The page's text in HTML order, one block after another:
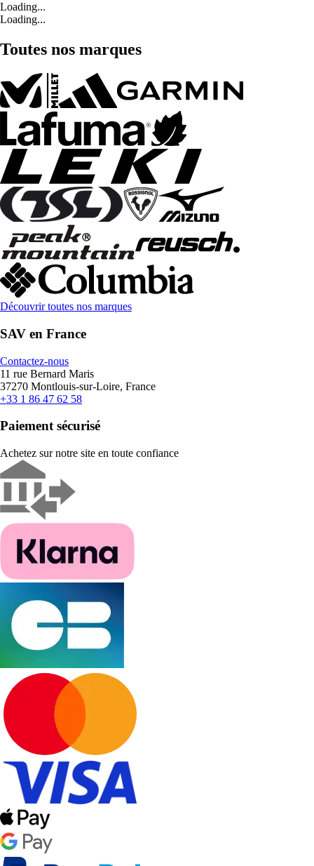
Loading...
Loading...
Toutes nos marques
Découvrir toutes nos marques
SAV en France
Contactez-nous
11 rue Bernard Maris
37270 Montlouis-sur-Loire, France
+33 1 86 47 62 58
Paiement sécurisé
Achetez sur notre site en toute confiance